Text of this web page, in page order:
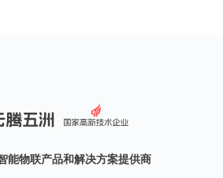
能物联产品和解决方案提供商